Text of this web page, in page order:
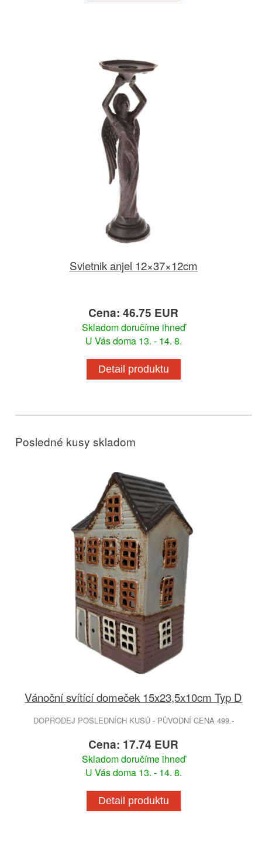
Svietnik anjel 12×37×12cm
Cena: 46.75 EUR
Skladom doručíme ihneď
U Vás doma 13. - 14. 8.
Detail produktu
Posledné kusy skladom
Vánoční svítící domeček 15x23,5x10cm Typ D
DOPRODEJ POSLEDNÍCH KUSŮ - PŮVODNÍ CENA 499.-
Cena: 17.74 EUR
Skladom doručíme ihneď
U Vás doma 13. - 14. 8.
Detail produktu